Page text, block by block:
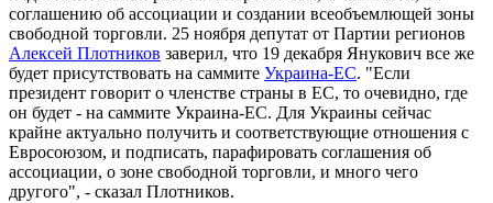
соглашению об ассоциации и создании всеобъемлющей зоны
свободной торговли. 25 ноября депутат от Партии регионов
Алексей Плотников заверил, что 19 декабря Янукович все же
будет присутствовать на саммите Украина-ЕС. "Если
президент говорит о членстве страны в ЕС, то очевидно, где
он будет - на саммите Украина-ЕС. Для Украины сейчас
крайне актуально получить и соответствующие отношения с
Евросоюзом, и подписать, парафировать соглашения об
ассоциации, о зоне свободной торговли, и много чего
другого", - сказал Плотников.